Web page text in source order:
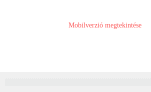
Mobilverzió megtekintése